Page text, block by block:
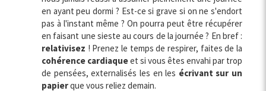
en ayant peu dormi ? Est-ce si grave si on ne s'endort
pas à l'instant même ? On pourra peut être récupérer
en faisant une sieste au cours de la journée ? En bref :
relativisez ! Prenez le temps de respirer, faites de la
cohérence cardiaqueet si vous êtes envahi par trop
de pensées, externalisés les en les écrivant sur un
papierque vous reliez demain.